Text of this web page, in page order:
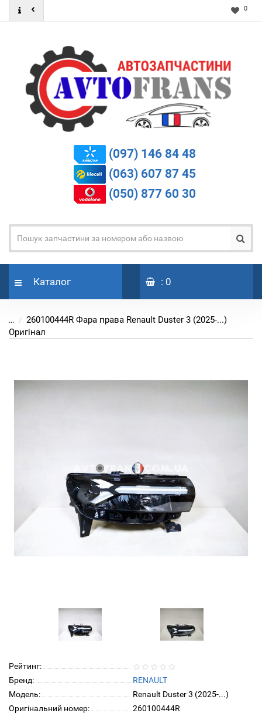
0
(097) 146 84 48
(063) 607 87 45
(050) 877 60 30
Каталог : 0
...
260100444R Фара права Renault Duster 3 (2025-...)
Оригінал
Рейтинг:
Бренд:
RENAULT
Модель:
Renault Duster 3 (2025-...)
Оригінальний номер:
260100444R